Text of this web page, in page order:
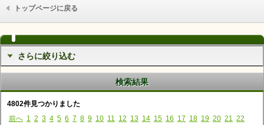
トップページに戻る
さらに絞り込む
検索結果
4802件見つかりました
前へ 1 2 3 4 5 6 7 8 9 10 11 12 13 14 15 16 17 18 19 20 21
22